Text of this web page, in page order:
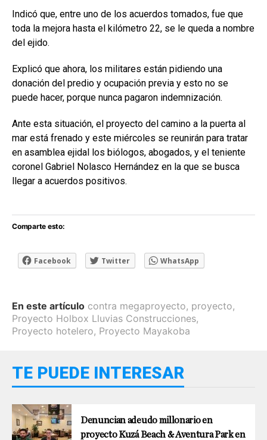
Indicó que, entre uno de los acuerdos tomados, fue que
toda la mejora hasta el kilómetro 22, se le queda a nombre
del ejido.
Explicó que ahora, los militares están pidiendo una
donación del predio y ocupación previa y esto no se
puede hacer, porque nunca pagaron indemnización.
Ante esta situación, el proyecto del camino a la puerta al
mar está frenado y este miércoles se reunirán para tratar
en asamblea ejidal los biólogos, abogados, y el teniente
coronel Gabriel Nolasco Hernández en la que se busca
llegar a acuerdos positivos.
Comparte esto:
Facebook Twitter WhatsApp
En este artículo contra megaproyecto, proyecto,
Proyecto Holbox Lluvias Construcciones,
Proyecto hotelero, Proyecto Mayakoba
TE PUEDE INTERESAR
Denuncian adeudo millonario en
proyecto Kuzá Beach & Aventura Park en